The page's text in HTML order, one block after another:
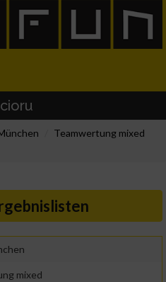
Teamwertung mixed
mixed